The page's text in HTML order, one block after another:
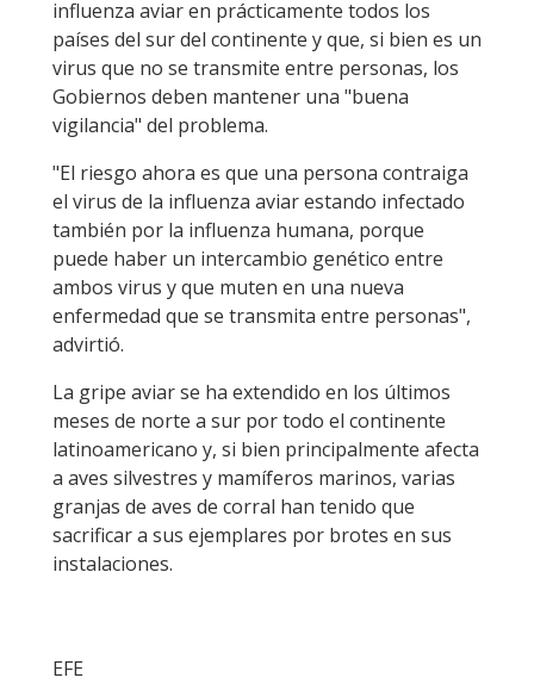
influenza aviar en prácticamente todos los
países del sur del continente y que, si bien es un
virus que no se transmite entre personas, los
Gobiernos deben mantener una "buena
vigilancia" del problema.
"El riesgo ahora es que una persona contraiga
el virus de la influenza aviar estando infectado
también por la influenza humana, porque
puede haber un intercambio genético entre
ambos virus y que muten en una nueva
enfermedad que se transmita entre personas",
advirtió.
La gripe aviar se ha extendido en los últimos
meses de norte a sur por todo el continente
latinoamericano y, si bien principalmente afecta
a aves silvestres y mamíferos marinos, varias
granjas de aves de corral han tenido que
sacrificar a sus ejemplares por brotes en sus
instalaciones.
EFE